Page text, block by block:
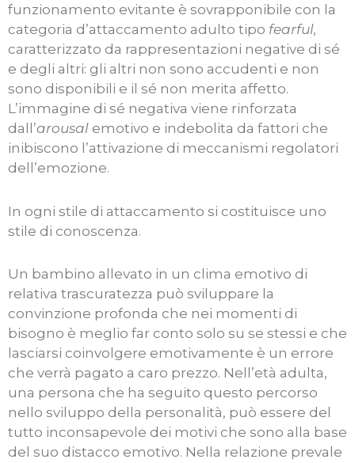
funzionamento evitante è sovrapponibile con la
categoria d’attaccamento adulto tipo fearful,
caratterizzato da rappresentazioni negative di sé
e degli altri: gli altri non sono accudenti e non
sono disponibili e il sé non merita affetto.
L’immagine di sé negativa viene rinforzata
dall’arousal emotivo e indebolita da fattori che
inibiscono l’attivazione di meccanismi regolatori
dell’emozione.
In ogni stile di attaccamento si costituisce uno
stile di conoscenza.
Un bambino allevato in un clima emotivo di
relativa trascuratezza può sviluppare la
convinzione profonda che nei momenti di
bisogno è meglio far conto solo su se stessi e che
lasciarsi coinvolgere emotivamente è un errore
che verrà pagato a caro prezzo. Nell’età adulta,
una persona che ha seguito questo percorso
nello sviluppo della personalità, può essere del
tutto inconsapevole dei motivi che sono alla base
del suo distacco emotivo. Nella relazione prevale